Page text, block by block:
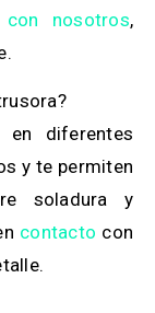
con nosotros,
en diferentes
y te permiten
soladura y
contacto con